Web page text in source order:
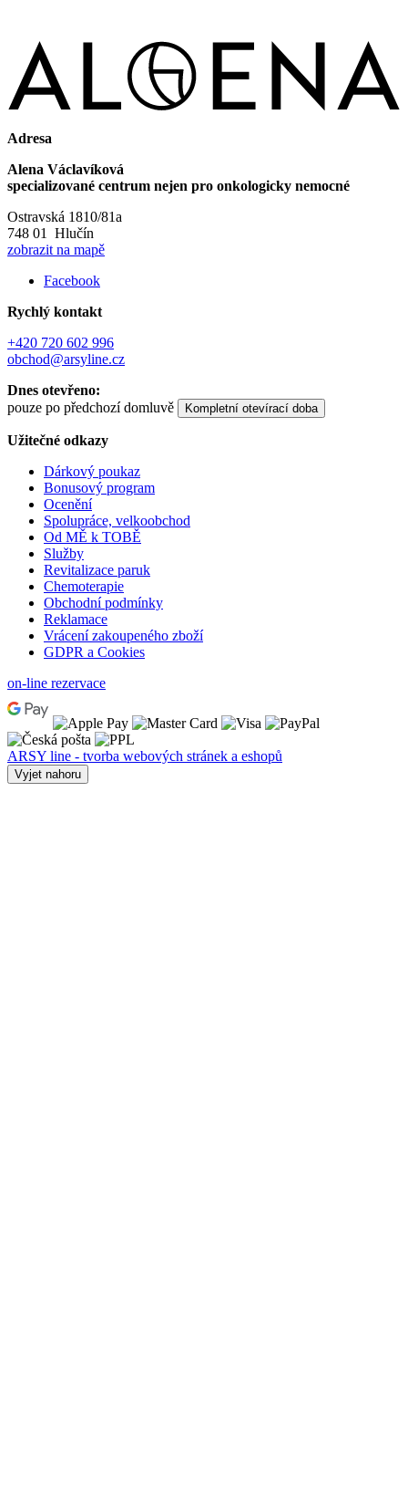
Adresa
Alena Václavíková
specializované centrum nejen pro onkologicky nemocné
Ostravská 1810/81a
748 01 Hlučín
zobrazit na mapě
Facebook
Rychlý kontakt
+420 720 602 996
obchod@arsyline.cz
Dnes otevřeno:
pouze po předchozí domluvě
Kompletní otevírací doba
Užitečné odkazy
Dárkový poukaz
Bonusový program
Ocenění
Spolupráce, velkoobchod
Od MĚ k TOBĚ
Služby
Revitalizace paruk
Chemoterapie
Obchodní podmínky
Reklamace
Vrácení zakoupeného zboží
GDPR a Cookies
on-line rezervace
ARSY line - tvorba webových stránek a eshopů
Vyjet nahoru